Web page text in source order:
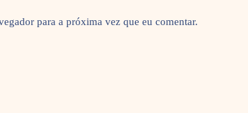
para a próxima vez que eu comentar.